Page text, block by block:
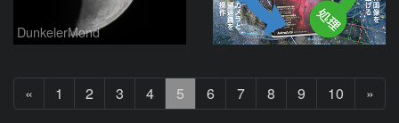
DunkelerMond
«
へ
1 2 3 4 5 6 7 8 9 10 »
へ